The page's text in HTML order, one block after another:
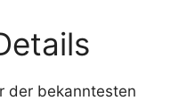
der bekanntesten